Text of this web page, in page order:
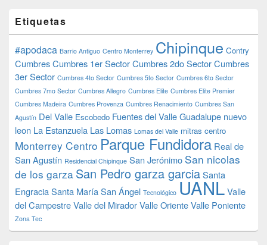
Etiquetas
#apodaca Barrio Antiguo Centro Monterrey Chipinque Contry
CumbresCumbres 1er SectorCumbres 2do SectorCumbres
3er Sector Cumbres 4to Sector Cumbres 5to Sector Cumbres 6to Sector
Cumbres 7mo Sector Cumbres Allegro Cumbres Elite Cumbres Elite Premier
Cumbres Madeira Cumbres Provenza Cumbres Renacimiento Cumbres San
Agustín Del Valle Escobedo Fuentes del ValleGuadalupe nuevo
leon La Estanzuela Las Lomas Lomas del Valle mitras centro
Monterrey Centro Parque Fundidora Real de
San Agustín Residencial Chipinque San Jerónimo San nicolas
de los garza San Pedro garza garciaSanta
EngraciaSanta MaríaSan Ángel Tecnológico UANLValle
del CampestreValle del MiradorValle OrienteValle Poniente
Zona Tec